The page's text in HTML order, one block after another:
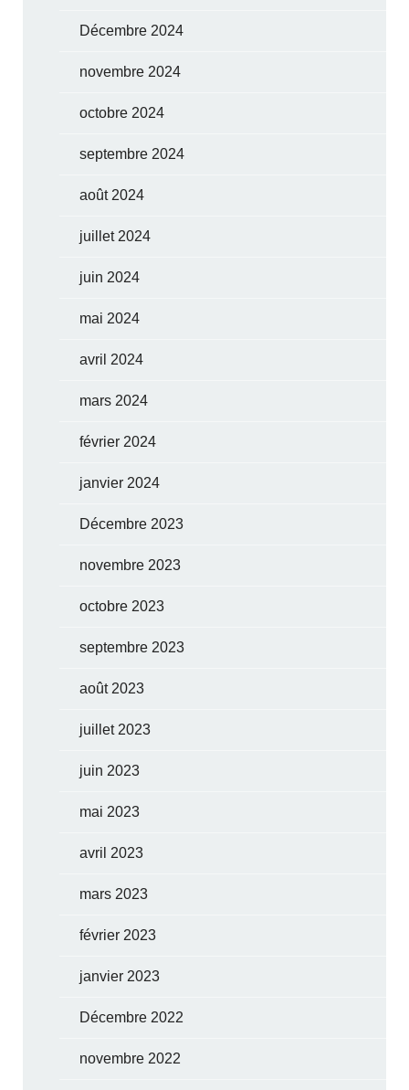
Décembre 2024
novembre 2024
octobre 2024
septembre 2024
août 2024
juillet 2024
juin 2024
mai 2024
avril 2024
mars 2024
février 2024
janvier 2024
Décembre 2023
novembre 2023
octobre 2023
septembre 2023
août 2023
juillet 2023
juin 2023
mai 2023
avril 2023
mars 2023
février 2023
janvier 2023
Décembre 2022
novembre 2022